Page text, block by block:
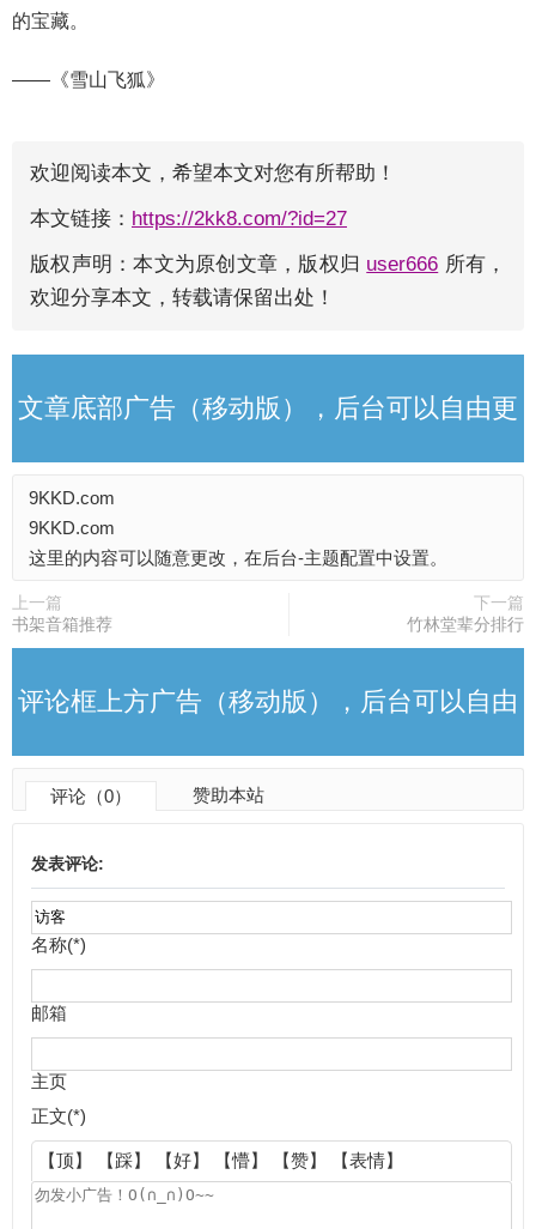
的宝藏。
——《雪山飞狐》
欢迎阅读本文，希望本文对您有所帮助！
本文链接： https://2kk8.com/?id=27
版权声明：本文为原创文章，版权归 user666 所有，
欢迎分享本文，转载请保留出处！
文章底部广告（移动版），后台可以自由更
9KKD.com
9KKD.com
这里的内容可以随意更改，在后台-主题配置中设置。
上一篇
书架音箱推荐
下一篇
竹林堂辈分排行
评论框上方广告（移动版），后台可以自由
更改
评论（0） 赞助本站
发表评论:
名称(*)
邮箱
主页
正文(*)
【顶】 【踩】 【好】 【懵】 【赞】 【表情】